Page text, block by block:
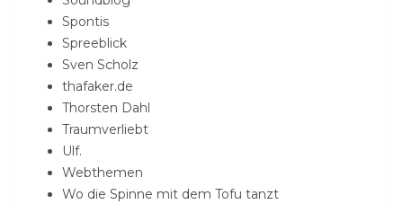
Spontis
Spreeblick
Sven Scholz
thafaker.de
Thorsten Dahl
Traumverliebt
Ulf.
Webthemen
Wo die Spinne mit dem Tofu tanzt